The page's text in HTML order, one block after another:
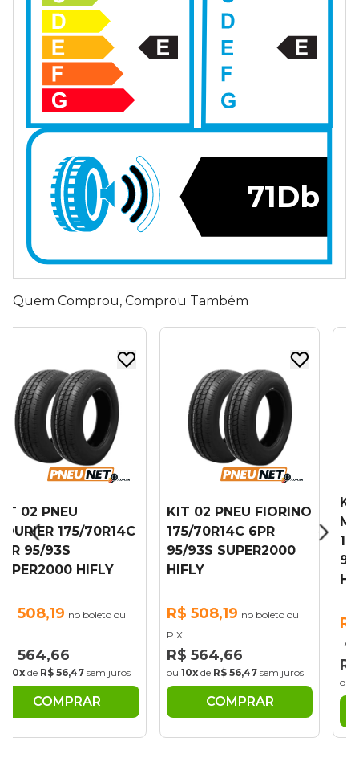
71Db
Quem Comprou, Comprou Também
70R14C
HIFLY
no boleto ou
sem juros
KIT 02 PNEU FIORINO
175/70R14C 6PR
95/93S SUPER2000
HIFLY
R$ 508,19 no boleto ou
R$ 564,66
ou10x R$ 56,47sem juros
COMPRAR
KIT 02
MONTANA
175/
95/93S
R$ 508,19
R$ 564,66
R$